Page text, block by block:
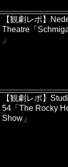
【観劇レポ】
Theatre「
」
【観劇レポ】
54「The Rocky
Show」